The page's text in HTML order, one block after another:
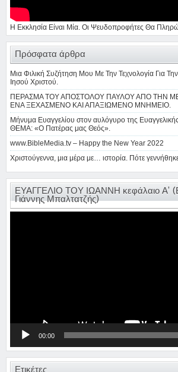
Η Εκκλησία Είναι Μία. Οι Ψευδοπροφήτες Θα
Πρόσφατα άρθρα
Μια Φιλική Συζήτηση Μου Με Την Τεχνολογία Για Την
Ιησού Χριστού.
ΠΕΡΑΣΜΑ ΤΟΥ ΑΠΟΣΤΟΛΟΥ ΠΑΥΛΟΥ ΑΠΟ ΤΗΝ
ΕΝΑ ΞΕΧΑΣΜΕΝΟ ΚΑΙ ΑΠΑΞΙΩΜΕΝΟ ΜΝΗΜΕΙΟ.
Μήνυμα Ευαγγελίου στον αυλόγυρο της
ΘΕΜΑ: «Ο Πατέρας μας Θεός».
www.BibleMedia.tv – Happy the New Year 2022
Χριστούγεννα, μια μέρα με… ιστορία. Πότε
ΕΥΑΓΓΕΛΙΟ ΤΟΥ ΙΩΑΝΝΗ κεφάλαιο Α’
Γιάννης Μπαλτατζής)
00:00
Ετικέτες